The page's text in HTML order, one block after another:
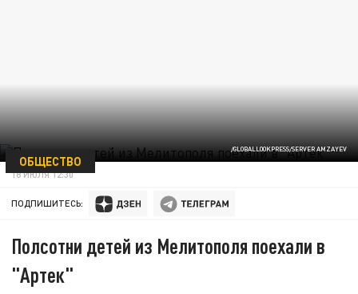
/GLOBALLOOKPRESS/SERVER AMZAYEV
ОБЩЕСТВО
18 ИЮЛЯ 12:30
ПОДПИШИТЕСЬ:
Полсотни детей из Мелитополя поехали в
"Артек"